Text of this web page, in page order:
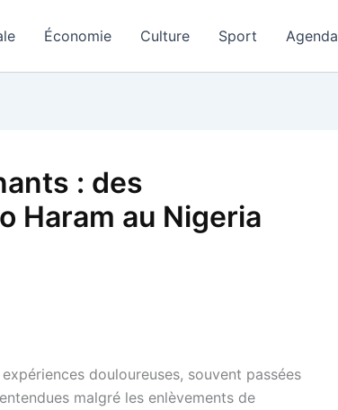
Économie Culture Sport Agenda
: des
Haram au Nigeria
douloureuses, souvent passées
malgré les enlèvements de